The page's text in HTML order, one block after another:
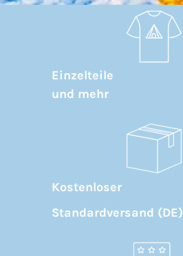
Einzelteile
und mehr
Kostenloser
Standardversand (DE)